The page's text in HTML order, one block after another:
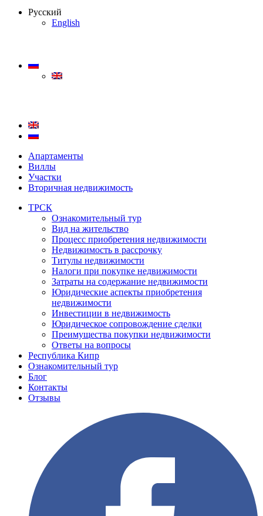
Русский
English
Апартаменты
Виллы
Участки
Вторичная недвижимость
ТРСК
Ознакомительный тур
Вид на жительство
Процесс приобретения недвижимости
Недвижимость в рассрочку
Титулы недвижимости
Налоги при покупке недвижимости
Затраты на содержание недвижимости
Юридические аспекты приобретения
недвижимости
Инвестиции в недвижимость
Юридическое сопровождение сделки
Преимущества покупки недвижимости
Ответы на вопросы
Республика Кипр
Ознакомительный тур
Блог
Контакты
Отзывы